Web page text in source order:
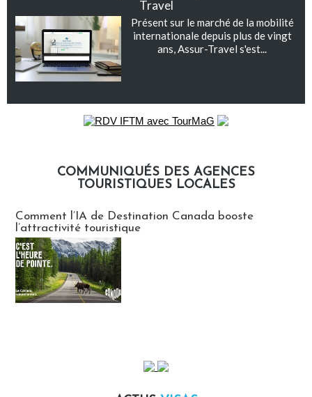
Travel
Présent sur le marché de la mobilité
internationale depuis plus de vingt
ans, Assur-Travel s'est...
COMMUNIQUÉS DES AGENCES
TOURISTIQUES LOCALES
Comment l’IA de Destination Canada booste
l’attractivité touristique